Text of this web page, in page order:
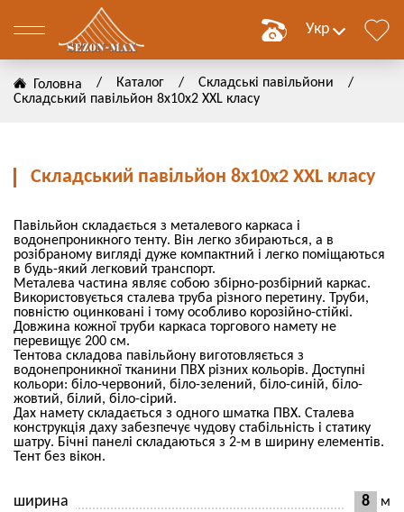
Укр
Головна / Каталог / Складські павільйони
/
Складський павільйон 8х10х2 ХХL класу
Складський павільйон 8х10х2 ХХL класу
Павільйон складається з металевого каркаса і
водонепроникного тенту. Він легко збираються, а в
розібраному вигляді дуже компактний і легко поміщаються
в будь-який легковий транспорт.
Металева частина являє собою збірно-розбірний каркас.
Використовується сталева труба різного перетину. Труби,
повністю оцинковані і тому особливо корозійно-стійкі.
Довжина кожної труби каркаса торгового намету не
перевищує 200 см.
Тентова складова павільйону виготовляється з
водонепроникної тканини ПВХ різних кольорів. Доступні
кольори: біло-червоний, біло-зелений, біло-синій, біло-
жовтий, білий, біло-сірий.
Дах намету складається з одного шматка ПВХ. Сталева
конструкція даху забезпечує чудову стабільність і статику
шатру. Бічні панелі складаються з 2-м в ширину елементів.
Тент без вікон.
ширина 8 м